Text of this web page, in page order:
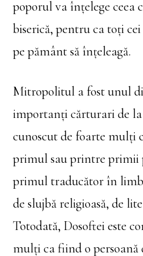
poporul va înţelege ceea
biserică, pentru ca toţi
pe pământ să înţeleagă.
Mitropolitul a fost unul
importanţi cărturari de
cunoscut de foarte mulţi
primul sau printre primii
primul traducător în
de slujbă religioasă, de
Totodată, Dosoftei este
mulţi ca fiind o persoană